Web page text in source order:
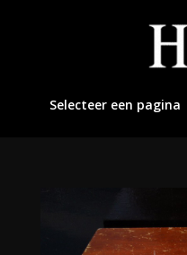
Selecteer een pagina